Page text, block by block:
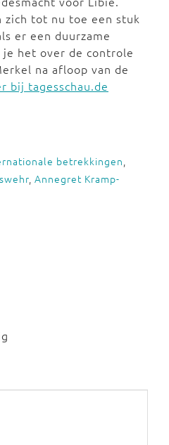
zich tot nu toe een stuk
er een duurzame
het over de controle
na afloop van de
bij tagesschau.de
betrekkingen,
, Annegret Kramp-